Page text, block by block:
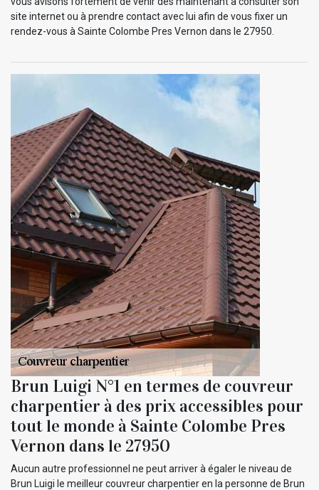
site internet ou à prendre contact avec lui afin de vous fixer un
rendez-vous à Sainte Colombe Pres Vernon dans le 27950.
Brun Luigi N°1 en termes de couvreur
charpentier à des prix accessibles pour
tout le monde à Sainte Colombe Pres
Vernon dans le 27950
Aucun autre professionnel ne peut arriver à égaler le niveau de
Brun Luigi le meilleur couvreur charpentier en la personne de Brun